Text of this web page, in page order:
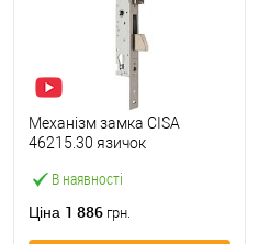
В наявності
Механізм замка CISA
46215.30 язичок
нержавіюча сталь
Ціна 1 886 грн.